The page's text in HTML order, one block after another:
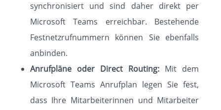
synchronisiert und sind daher direkt per
Microsoft Teams erreichbar. Bestehende
Festnetzrufnummern können Sie ebenfalls
anbinden.
Anrufpläne oder Direct Routing: Mit dem
Microsoft Teams Anrufplan legen Sie fest,
dass Ihre Mitarbeiterinnen und Mitarbeiter